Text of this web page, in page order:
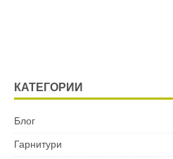
КАТЕГОРИИ
Блог
Гарнитури